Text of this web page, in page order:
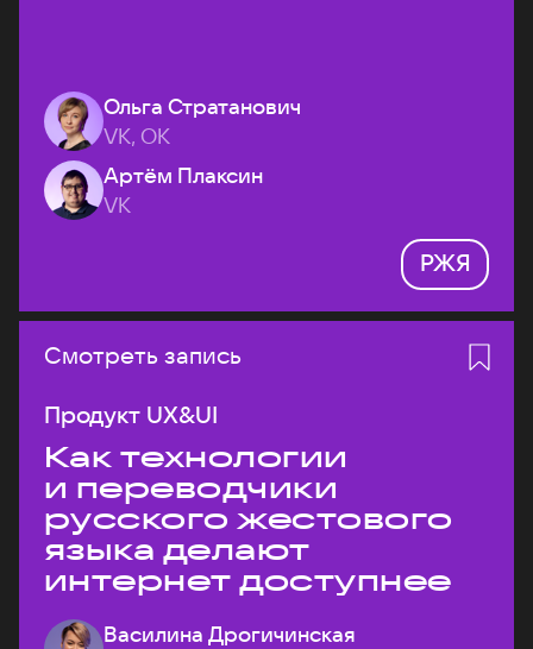
Ольга Стратанович
VK, ОК
Артём Плаксин
VK
РЖЯ
Смотреть запись
Продукт UX&UI
Как технологии
и переводчики
русского жестового
языка делают
интернет доступнее
Василина Дрогичинская